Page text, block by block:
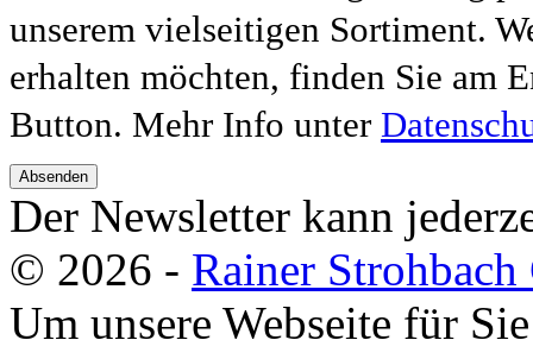
unserem vielseitigen Sortiment.
erhalten möchten, finden Sie am
Button. Mehr Info unter
Absenden
Der Newsletter kann
© 2026 - Rainer
Um unsere Webseite für